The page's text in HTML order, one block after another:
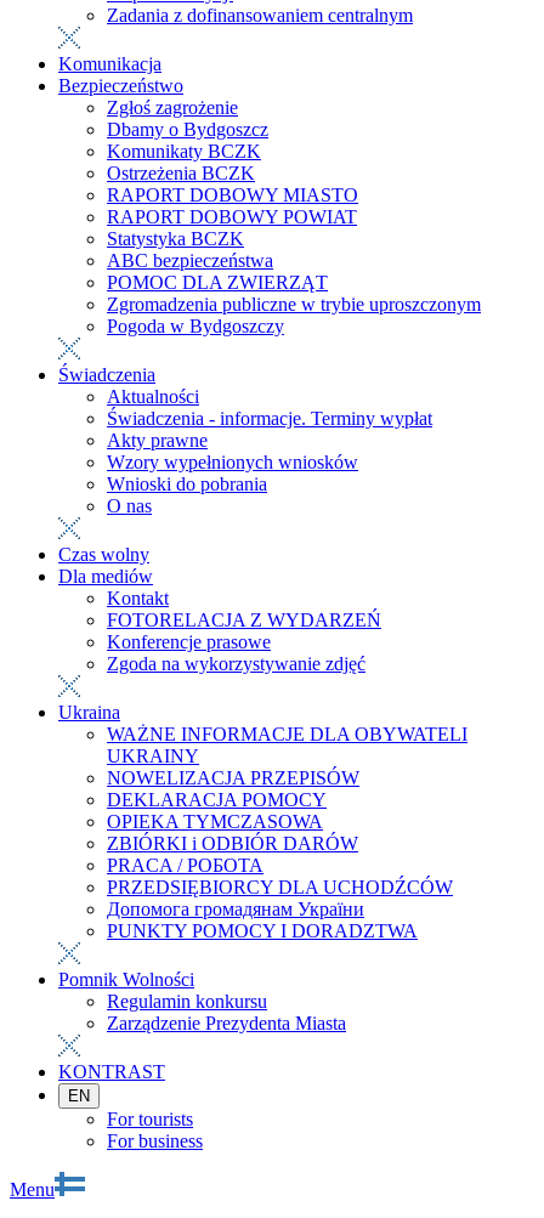
Zadania z dofinansowaniem centralnym
Komunikacja
Bezpieczeństwo
Zgłoś zagrożenie
Dbamy o Bydgoszcz
Komunikaty BCZK
Ostrzeżenia BCZK
RAPORT DOBOWY MIASTO
RAPORT DOBOWY POWIAT
Statystyka BCZK
ABC bezpieczeństwa
POMOC DLA ZWIERZĄT
Zgromadzenia publiczne w trybie uproszczonym
Pogoda w Bydgoszczy
Świadczenia
Aktualności
Świadczenia - informacje. Terminy wypłat
Akty prawne
Wzory wypełnionych wniosków
Wnioski do pobrania
O nas
Czas wolny
Dla mediów
Kontakt
FOTORELACJA Z WYDARZEŃ
Konferencje prasowe
Zgoda na wykorzystywanie zdjęć
Ukraina
WAŻNE INFORMACJE DLA OBYWATELI
UKRAINY
NOWELIZACJA PRZEPISÓW
DEKLARACJA POMOCY
OPIEKA TYMCZASOWA
ZBIÓRKI i ODBIÓR DARÓW
PRACA / РОБОТА
PRZEDSIĘBIORCY DLA UCHODŹCÓW
Допомога громадянам України
PUNKTY POMOCY I DORADZTWA
Pomnik Wolności
Regulamin konkursu
Zarządzenie Prezydenta Miasta
KONTRAST
EN
For tourists
For business
Menu